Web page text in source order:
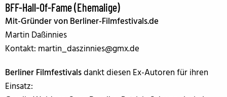
BFF-Hall-Of-Fame (Ehemalige)
Mit-Gründer von Berliner-Filmfestivals.de
Martin Daßinnies
Kontakt: martin_daszinnies@gmx.de
Berliner Filmfestivalsdankt diesen Ex-Autoren für ihren
Einsatz: